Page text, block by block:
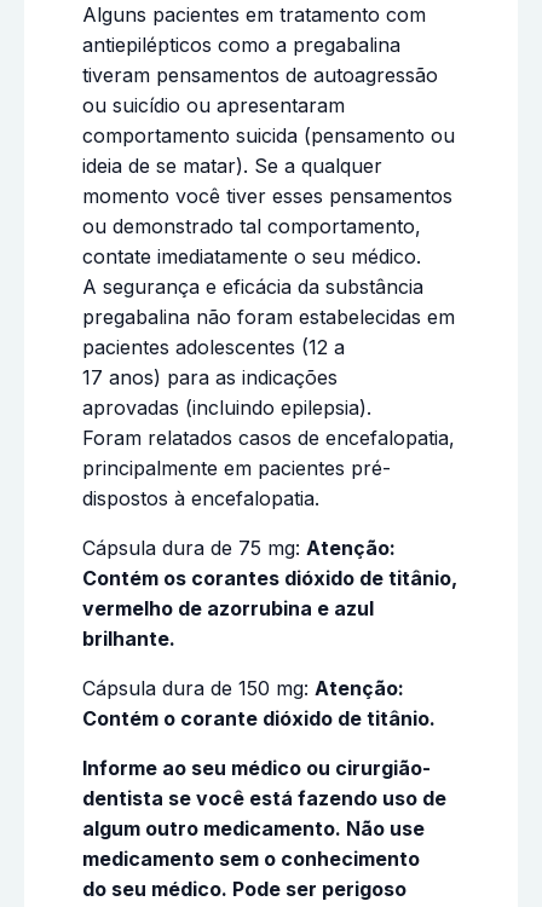
Alguns pacientes em tratamento com
antiepilépticos como a pregabalina
tiveram pensamentos de autoagressão
ou suicídio ou apresentaram
comportamento suicida (pensamento ou
ideia de se matar). Se a qualquer
momento você tiver esses pensamentos
ou demonstrado tal comportamento,
contate imediatamente o seu médico.
A segurança e eficácia da substância
pregabalina não foram estabelecidas em
pacientes adolescentes (12 a
17 anos) para as indicações
aprovadas (incluindo epilepsia).
Foram relatados casos de encefalopatia,
principalmente em pacientes pré-
dispostos à encefalopatia.
Cápsula dura de 75 mg: Atenção:
Contém os corantes dióxido de titânio,
vermelho de azorrubina e azul
brilhante.
Cápsula dura de 150 mg: Atenção:
Contém o corante dióxido de titânio.
Informe ao seu médico ou cirurgião-
dentista se você está fazendo uso de
algum outro medicamento. Não use
medicamento sem o conhecimento
do seu médico. Pode ser perigoso